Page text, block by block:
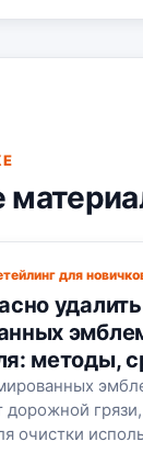
для
методы,
дорожной
очистки